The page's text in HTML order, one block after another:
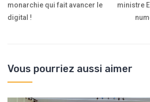
monarchie qui fait avancer le
digital !
ministre
Vous pourriez aussi aimer